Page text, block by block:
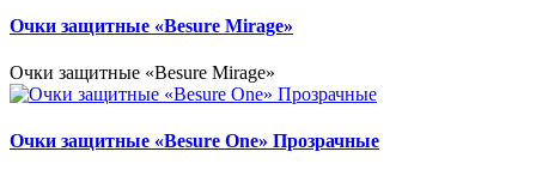
Очки защитные «Besure Mirage»
Очки защитные «Besure Mirage»
Очки защитные «Besure One» Прозрачные